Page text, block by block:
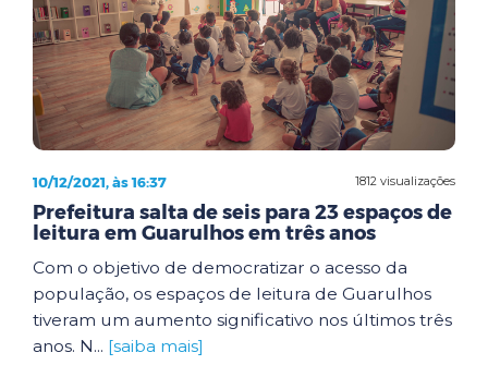
1812 visualizações
10/12/2021, às 16:37
Prefeitura salta de seis para 23 espaços de
leitura em Guarulhos em três anos
Com o objetivo de democratizar o acesso da
população, os espaços de leitura de Guarulhos
tiveram um aumento significativo nos últimos três
anos. N... [saiba mais]